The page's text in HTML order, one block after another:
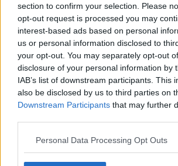
section to confirm your selection. Please
opt-out request is processed you may
interest-based ads based on personal
us or personal information disclosed to
your opt-out. You may separately opt-out
disclosure of your personal information by
IAB’s list of downstream participants. This
also be disclosed by us to third parties on
Downstream Participants that may further
Personal Data Processing Opt Outs
Nell’interpellanza i consiglieri di minoranza
all’Amministrazione un cambio di passo
il Consiglio comunale e proponendo di
definite:
1) esenzioni o riduzioni di imposte e tasse:
Tari per i proprietari che accettano di affittare
e/o a giovani imprenditori;
2) incentivi alle nuove aperture con contributi
sull’artigianato e sul commercio di vicinato;
3) decoro e regole: interventi per garantire
chiusi non diventino ricettacoli di sporcizia,
zona.